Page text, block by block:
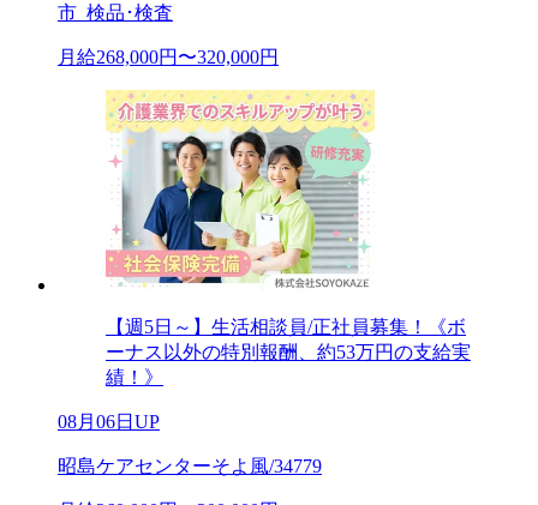
市_検品･検査
月給268,000円〜320,000円
【週5日～】生活相談員/正社員募集！《ボ
ーナス以外の特別報酬、約53万円の支給実
績！》
08月06日UP
昭島ケアセンターそよ風/34779